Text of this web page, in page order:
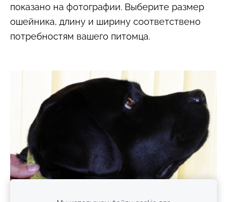
показано на фотографии. Выберите размер
ошейника, длину и ширину соответствено
потребностям вашего питомца.